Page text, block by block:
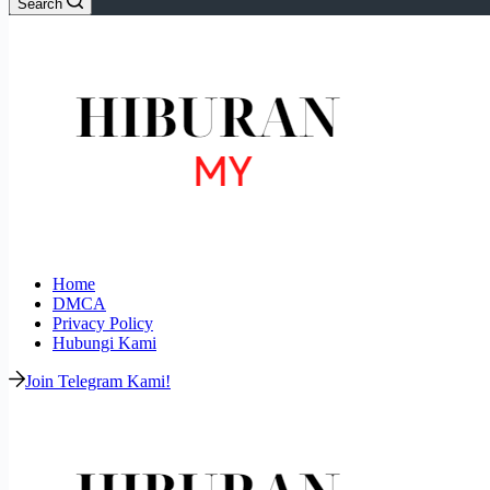
Search
Home
DMCA
Privacy Policy
Hubungi Kami
Join Telegram Kami!